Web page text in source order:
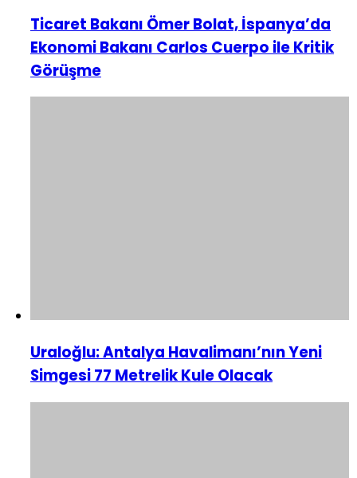
Ticaret Bakanı Ömer Bolat, İspanya’da
Ekonomi Bakanı Carlos Cuerpo ile Kritik
Görüşme
Uraloğlu: Antalya Havalimanı’nın Yeni
Simgesi 77 Metrelik Kule Olacak